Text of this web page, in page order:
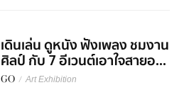
เดินเล่น ดูหนัง ฟังเพลง ชมงาน
ศิลป์ กับ 7 อีเวนต์เอาใจสายอ...
GO / Art Exhibition